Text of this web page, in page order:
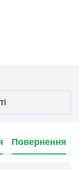
Повернення